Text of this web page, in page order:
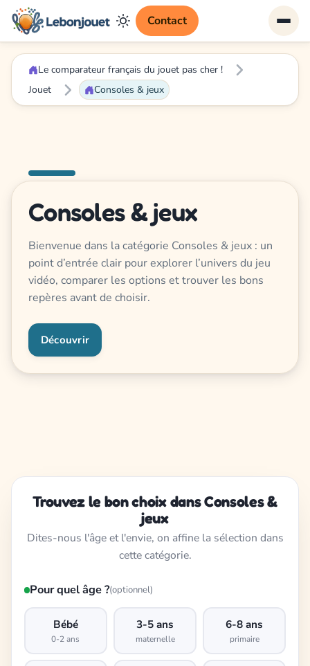
Contact
Le comparateur français du jouet pas cher !
Jouet
Consoles & jeux
Consoles & jeux
Bienvenue dans la catégorie Consoles & jeux : un
point d’entrée clair pour explorer l’univers du jeu
vidéo, comparer les options et trouver les bons
repères avant de choisir.
Découvrir
Trouvez le bon choix dans Consoles &
jeux
Dites-nous l'âge et l'envie, on affine la sélection dans
cette catégorie.
Pour quel âge ?(optionnel)
Bébé
0-2 ans
3-5 ans
maternelle
6-8 ans
primaire